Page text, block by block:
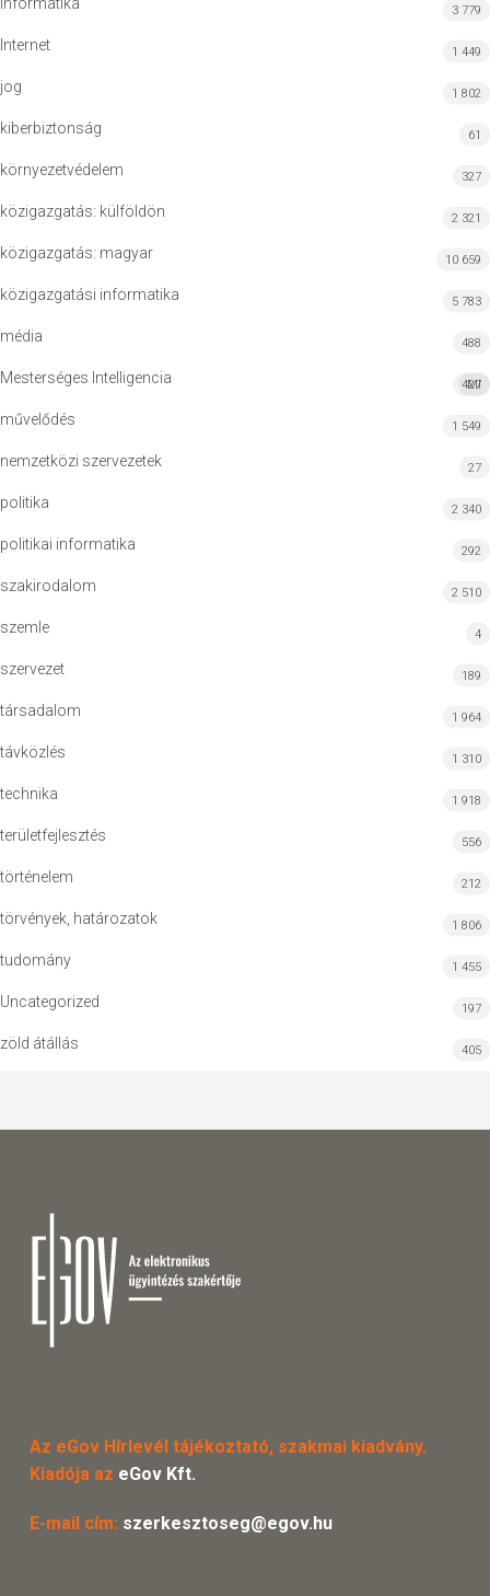
3 779
Internet 1 449
jog 1 802
kiberbiztonság 61
környezetvédelem 327
közigazgatás: külföldön 2 321
közigazgatás: magyar 10 659
közigazgatási informatika 5 783
média 488
Mesterséges Intelligencia MI
427
művelődés 1 549
nemzetközi szervezetek 27
politika 2 340
politikai informatika 292
szakirodalom 2 510
szemle 4
szervezet 189
társadalom 1 964
távközlés 1 310
technika 1 918
területfejlesztés 556
történelem 212
törvények, határozatok 1 806
tudomány 1 455
Uncategorized 197
zöld átállás 405
Az eGov Hírlevél tájékoztató, szakmai kiadvány.
Kiadója az eGov Kft.
E-mail cím: szerkesztoseg@egov.hu